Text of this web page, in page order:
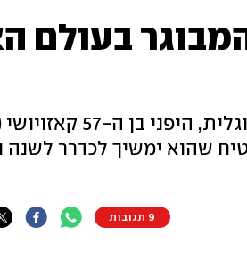
המבוגר
שחקן אוליביירנסה מליגת המשנה
שהוא ימשיך לכדרר לשנה
9 תגובות